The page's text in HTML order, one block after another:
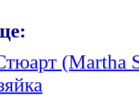
(Martha